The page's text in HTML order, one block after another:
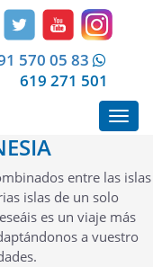
570 05 83
619 271 501
entre las islas
islas de un solo
es un viaje más
a vuestro